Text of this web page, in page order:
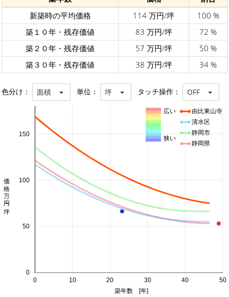
新築時の平均価格
114 万円/坪
100 %
築１０年・残存価値
83 万円/坪
72 %
築２０年・残存価値
57 万円/坪
50 %
築３０年・残存価値
38 万円/坪 34 %
色分け： 面積 単位： 坪 タッチ操作： OFF
0 10 20 30 40 50
0
50
100
150
築年数 [年]
価格 万円/坪
由比東山寺
清水区
静岡市
静岡県
広い
狭い